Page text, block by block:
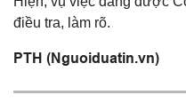
điều tra, làm rõ.
PTH (Nguoiduatin.vn)